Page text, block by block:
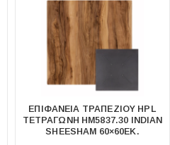
ΕΠΙΦΑΝΕΙΑ ΤΡΑΠΕΖΙΟΥ HPL
ΤΕΤΡΑΓΩΝΗ HM5837.30 INDIAN
SHEESHAM 60×60ΕΚ.